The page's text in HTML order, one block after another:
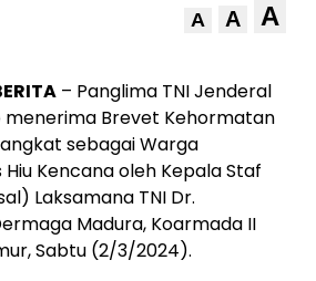
A A A
– Panglima TNI Jenderal
menerima Brevet Kehormatan
sebagai Warga
Kencana oleh Kepala Staf
Laksamana TNI Dr.
Madura, Koarmada II
Sabtu (2/3/2024).